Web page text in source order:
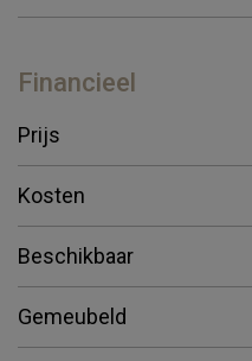
Financieel
Prijs
Kosten
Beschikbaar
Gemeubeld